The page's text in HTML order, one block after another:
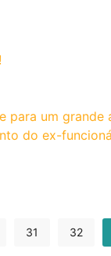
para um grande
do ex-
31 32